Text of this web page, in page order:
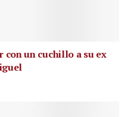
con un cuchillo a su ex